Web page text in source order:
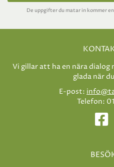
De uppgifter du matar in kommer
Vi gillar att ha en nära dialog
glada när
E-post:
Telefon: